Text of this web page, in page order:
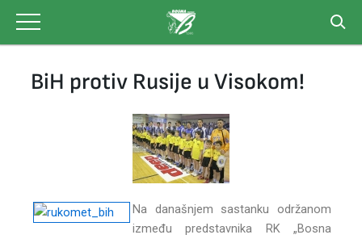
content
BiH protiv Rusije u Visokom!
Na današnjem sastanku održanom
između predstavnika RK „Bosna